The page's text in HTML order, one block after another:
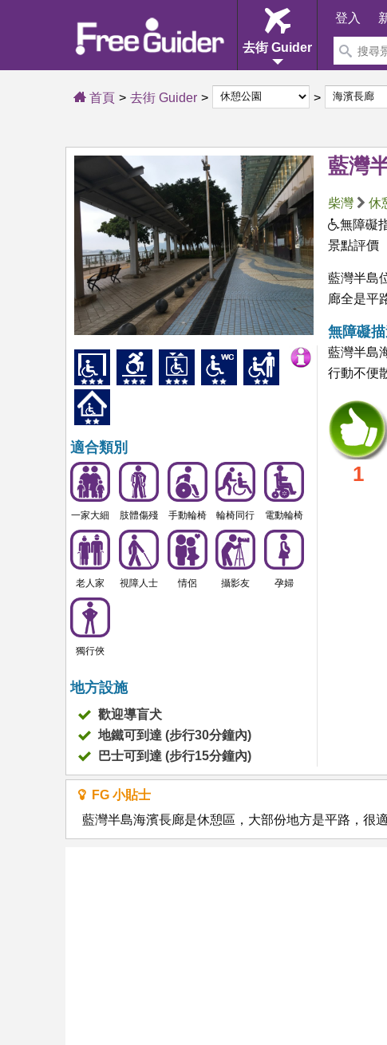
去街 Guider
登入
首頁 去街 Guider
藍灣
柴灣 休
無障礙
景點評價
適合類別
一家大細 肢體傷殘 手動輪椅 輪椅同行 電動輪椅
老人家 視障人士 情侶 攝影友 孕婦
獨行俠
地方設施
歡迎導盲犬
地鐵可到達 (步行30分鐘內)
巴士可到達 (步行15分鐘內)
藍灣半島
廊全是平
無障礙
藍灣半島
行動不便
1
FG 小貼士
藍灣半島海濱長廊是休憩區，大部份地方是平路，很